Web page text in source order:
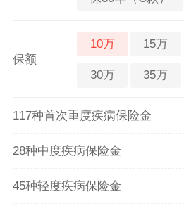
保额
10万 15万
30万 35万
117种首次重度疾病保险金
28种中度疾病保险金
45种轻度疾病保险金